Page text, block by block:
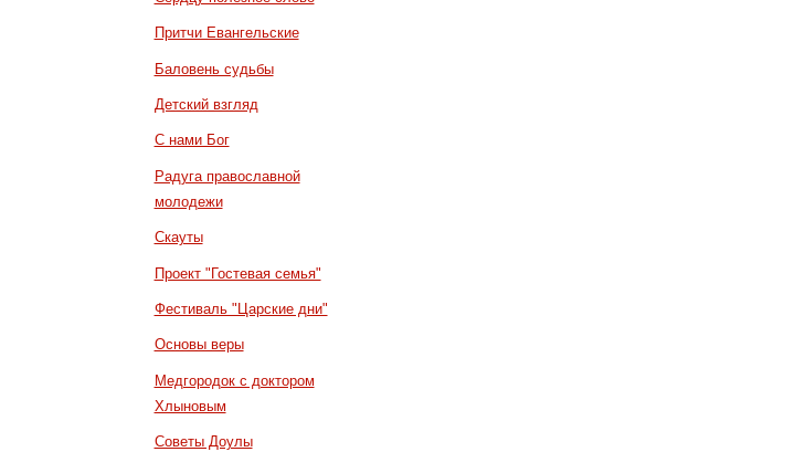
Притчи Евангельские
Баловень судьбы
Детский взгляд
С нами Бог
Радуга православной
молодежи
Скауты
Проект "Гостевая семья"
Фестиваль "Царские дни"
Основы веры
Медгородок с доктором
Хлыновым
Советы Доулы